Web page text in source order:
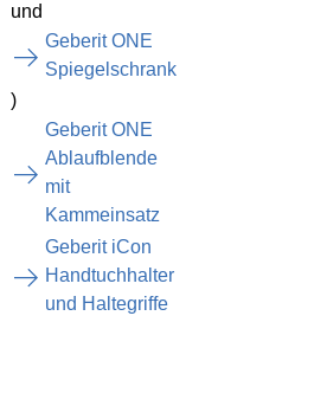
und
Geberit ONE
Spiegelschrank
)
Geberit ONE
Ablaufblende
mit
Kammeinsatz
Geberit iCon
Handtuchhalter
und Haltegriffe